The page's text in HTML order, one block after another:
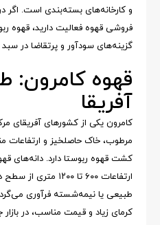
و کارخانه‌های بسته‌بندی است. اگر
فروشی قهوه فعالیت دارید، قهوه
گزینه‌های سودآور و پرتقاضا در سبد
قهوه کامرون:
آفریقا
کامرون یکی از کشورهای آفریقای
مرطوب، خاک حاصلخیز و ارتفاعات
کشت قهوه ربوستا دارد. دانه‌های
ارتفاعات ۶۰۰ تا
طبیعی یا نیمه‌شسته فرآوری
کرمای زیاد و قیمت مناسب، در